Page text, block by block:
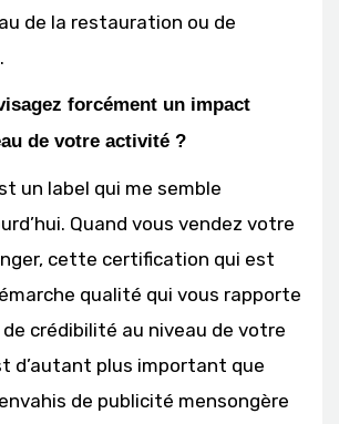
de la restauration ou de
forcément un impact
de votre activité ?
un label qui me semble
Quand vous vendez votre
cette certification qui est
qualité qui vous rapporte
crédibilité au niveau de votre
d’autant plus important que
de publicité mensongère